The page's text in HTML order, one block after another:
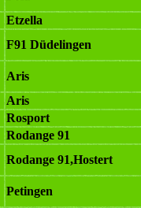
Etzella
F91 Düdelingen
Aris
Aris
Rosport
Rodange 91
Rodange 91,Hostert
Petingen